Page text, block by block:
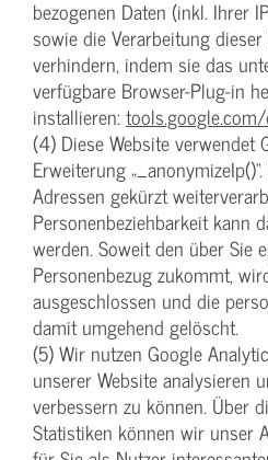
bezogenen Daten (inkl. Ihrer
sowie die Verarbeitung
verhindern, indem sie das
verfügbare Browser-Plug-in
installieren:
(4) Diese Website verwendet
Erweiterung
Adressen gekürzt
Personenbeziehbarkeit kann
werden. Soweit den über Sie
Personenbezug zukommt,
ausgeschlossen und die
damit umgehend gelöscht.
(5) Wir nutzen Google
unserer Website analysieren
verbessern zu können. Über
Statistiken können wir unser